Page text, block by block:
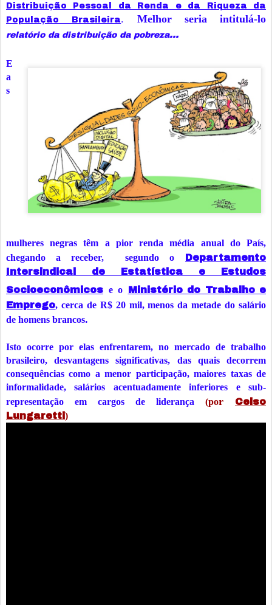
Distribuição Pessoal da Renda e da Riqueza da
População Brasileira. Melhor seria intitulá-lo
relatório da distribuição da pobreza...
E
a
s
mulheres negras têm a pior renda média anual do País,
chegando a receber, segundo o
Departamento
Intersindical de Estatística e Estudos
Socioeconômicos e o Ministério do Trabalho e
Emprego, cerca de R$ 20 mil,menos da metade do salário
de homens brancos.
Isto ocorre por elas enfrentarem, no mercado de trabalho
brasileiro, desvantagens significativas, das quais decorrem
consequências como a menor participação, maiores taxas de
informalidade, salários acentuadamente inferiores e sub-
representação em cargos de liderança (por
Celso
Lungaretti )